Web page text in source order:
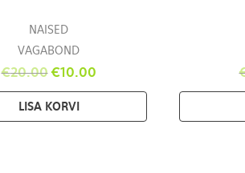
NAISED
VAGABOND
€20.00 €10.00
LISA KORVI